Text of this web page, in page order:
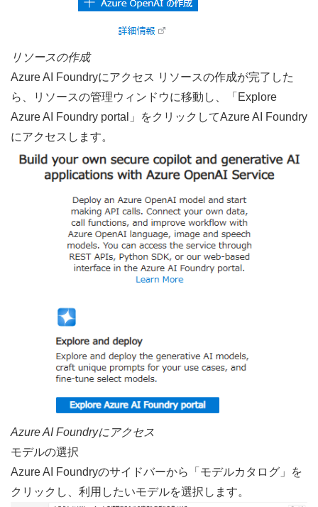
リソースの作成
Azure AI Foundryにアクセス リソースの作成が完了した
ら、リソースの管理ウィンドウに移動し、「Explore
Azure AI Foundry portal」をクリックしてAzure AI Foundry
にアクセスします。
Azure AI Foundryにアクセス
モデルの選択
Azure AI Foundryのサイドバーから「モデルカタログ」を
クリックし、利用したいモデルを選択します。